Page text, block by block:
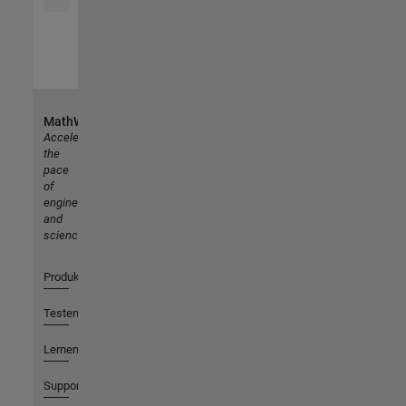
MathWorks
Accelerating
the
pace
of
engineering
and
science
Produkte
Testen oder Kaufen
Lernen
Support